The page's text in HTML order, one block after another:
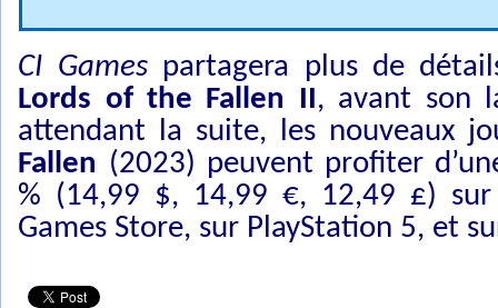
CI Gamespartagera plus de
Lords of the Fallen II, avant son
attendant la suite, les nouveaux
Fallen (2023) peuvent profiter
% (14,99 $, 14,99 €, 12,49 £)
Games Store, sur PlayStation 5, et